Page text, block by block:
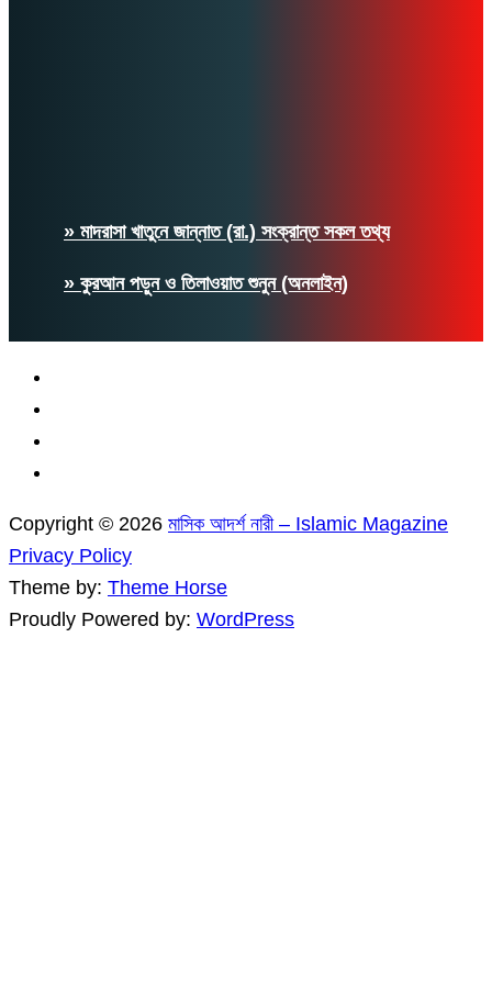
» মাদরাসা খাতুনে জান্নাত (রা.) সংক্রান্ত সকল তথ্য
» কুরআন পড়ুন ও তিলাওয়াত শুনুন (অনলাইন)
Copyright © 2026 মাসিক আদর্শ নারী – Islamic Magazine
Privacy Policy
Theme by: Theme Horse
Proudly Powered by: WordPress